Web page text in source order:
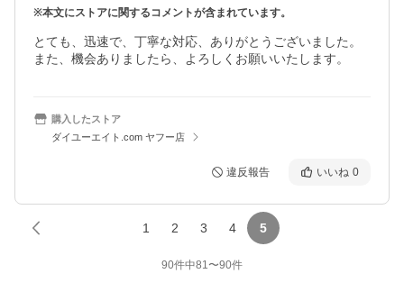
※本文にストアに関するコメントが含まれています。
とても、迅速で、丁寧な対応、ありがとうございました。
また、機会ありましたら、よろしくお願いいたします。
購入したストア
ダイユーエイト.com ヤフー店
違反報告 いいね 0
1 2 3 4 5
90件中81〜90件